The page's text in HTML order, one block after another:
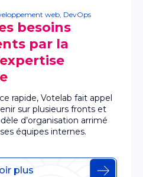
web, DevOps
besoins
par la
rapide, Votelab fait appel
sur plusieurs fronts et
d’organisation arrimé
équipes internes.
plus